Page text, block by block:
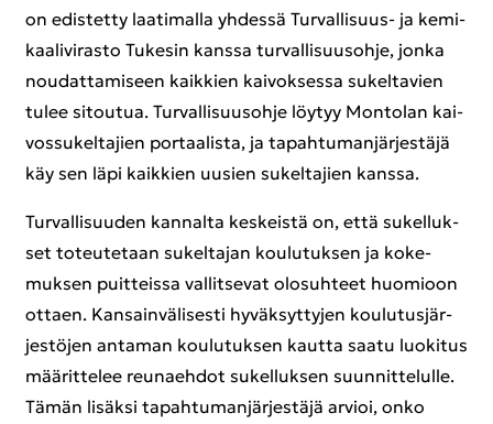
on edis­tet­ty laa­ti­mal­la yh­des­sä Turvallisuus-​ ja ke­mi­
kaa­li­vi­ras­to Tu­ke­sin kans­sa tur­val­li­suus­oh­je, jonka
nou­dat­ta­mi­seen kaik­kien kai­vok­ses­sa su­kel­ta­vien
tulee si­tou­tua. Tur­val­li­suus­oh­je löy­tyy Mon­to­lan kai­
vos­su­kel­ta­jien por­taa­lis­ta, ja ta­pah­tu­man­jär­jes­tä­jä
käy sen läpi kaik­kien uusien su­kel­ta­jien kans­sa.
Tur­val­li­suu­den kan­nal­ta kes­keis­tä on, että su­kel­luk­
set to­teu­te­taan su­kel­ta­jan kou­lu­tuk­sen ja ko­ke­
muk­sen puit­teis­sa val­lit­se­vat olo­suh­teet huo­mioon
ot­taen. Kan­sain­vä­li­ses­ti hy­väk­syt­ty­jen kou­lu­tus­jär­
jes­tö­jen an­ta­man kou­lu­tuk­sen kaut­ta saatu luo­ki­tus
mää­rit­te­lee reu­naeh­dot su­kel­luk­sen suun­nit­te­lul­le.
Tämän li­säk­si ta­pah­tu­man­jär­jes­tä­jä ar­vioi, onko